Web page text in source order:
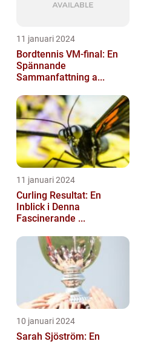
11 januari 2024
Bordtennis VM-final: En
Spännande
Sammanfattning a...
11 januari 2024
Curling Resultat: En
Inblick i Denna
Fascinerande ...
10 januari 2024
Sarah Sjöström: En